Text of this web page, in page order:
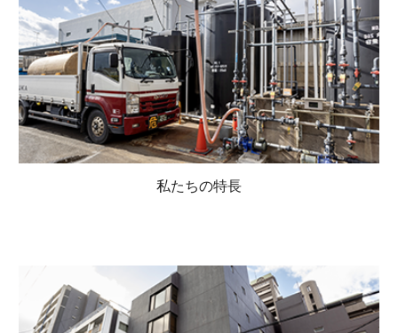
私たちの特長